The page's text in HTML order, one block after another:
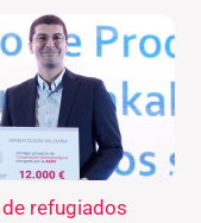
refugiados